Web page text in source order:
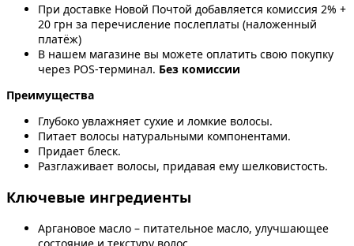
При доставке Новой Почтой добавляется комиссия 2% +
20 грн за перечисление послеплаты (наложенный
платёж)
В нашем магазине вы можете оплатить свою покупку
через POS-терминал. Без комиссии
Преимущества
Глубоко увлажняет сухие и ломкие волосы.
Питает волосы натуральными компонентами.
Придает блеск.
Разглаживает волосы, придавая ему шелковистость.
Ключевые ингредиенты
Аргановое масло – питательное масло, улучшающее